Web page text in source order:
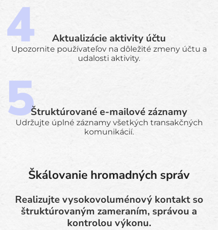
Aktualizácie aktivity účtu
Upozornite používateľov na dôležité zmeny účtu a
udalosti aktivity.
Štruktúrované e-mailové záznamy
Udržujte úplné záznamy všetkých transakčných
komunikácií.
Škálovanie hromadných správ
Realizujte vysokovoluménový kontakt so
štruktúrovaným zameraním, správou a
kontrolou výkonu.